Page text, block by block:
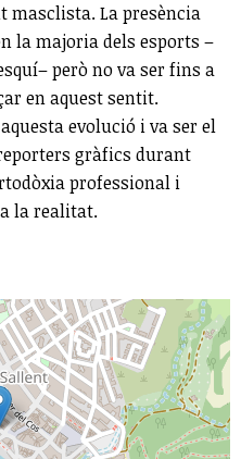
masclista. La presència
la majoria dels esports –
però no va ser fins a
en aquest sentit.
evolució i va ser el
gràfics durant
professional i
la realitat.